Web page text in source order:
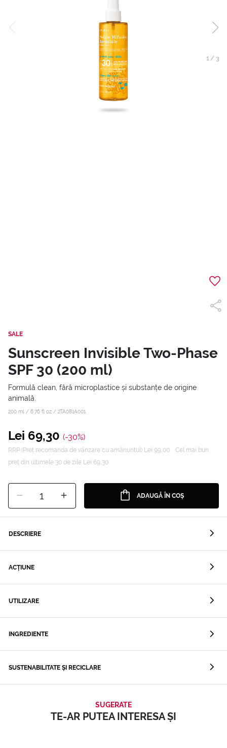
1/ 3
SALE
Sunscreen Invisible Two-Phase
SPF 30 (200 ml)
Formulă clean, fără microplastice și substanțe de origine
animală.
200 ml / 6.76 fl oz / 2TA081A001
Lei 69,30 (-30%)
RRP (Preț recomanda de vânzare cu amănuntul) Lei 99,00
Cel mai bun
preț din ultimele 30 de zile Lei 69,30
1 ADAUGĂ ÎN COȘ
DESCRIERE
ACȚIUNE
UTILIZARE
INGREDIENTE
SUSTENABILITATE ȘI RECICLARE
SUGERATE
TE-AR PUTEA INTERESA ȘI